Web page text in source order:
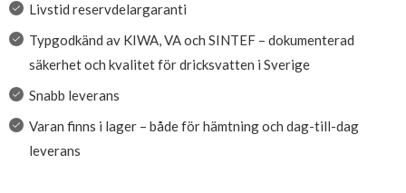
Livstid reservdelargaranti
Typgodkänd av KIWA, VA och SINTEF – dokumenterad
säkerhet och kvalitet för dricksvatten i Sverige
Snabb leverans
Varan finns i lager – både för hämtning och dag-till-dag
leverans